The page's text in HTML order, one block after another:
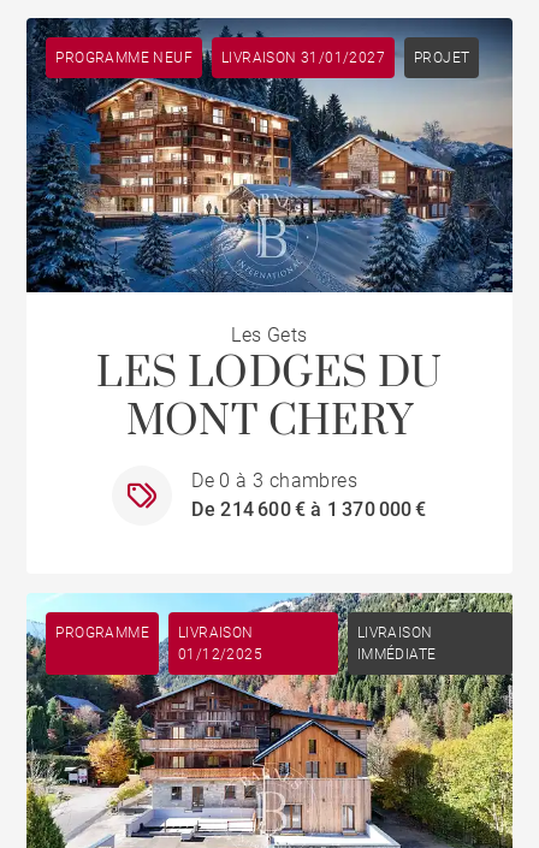
PROGRAMME NEUF LIVRAISON 31/01/2027 PROJET
Les Gets
LES LODGES DU
MONT CHERY
De 0 à 3 chambres
De 214 600 € à 1 370 000 €
PROGRAMME
LIVRAISON
01/12/2025
LIVRAISON
IMMÉDIATE